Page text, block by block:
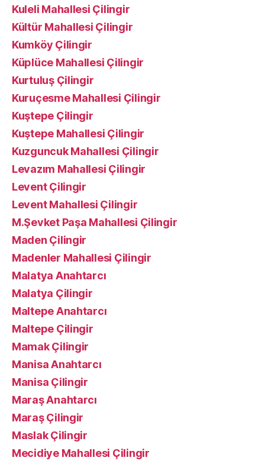
Kuleli Mahallesi Çilingir
Kültür Mahallesi Çilingir
Kumköy Çilingir
Küplüce Mahallesi Çilingir
Kurtuluş Çilingir
Kuruçesme Mahallesi Çilingir
Kuştepe Çilingir
Kuştepe Mahallesi Çilingir
Kuzguncuk Mahallesi Çilingir
Levazım Mahallesi Çilingir
Levent Çilingir
Levent Mahallesi Çilingir
M.Şevket Paşa Mahallesi Çilingir
Maden Çilingir
Madenler Mahallesi Çilingir
Malatya Anahtarcı
Malatya Çilingir
Maltepe Anahtarcı
Maltepe Çilingir
Mamak Çilingir
Manisa Anahtarcı
Manisa Çilingir
Maraş Anahtarcı
Maraş Çilingir
Maslak Çilingir
Mecidiye Mahallesi Çilingir